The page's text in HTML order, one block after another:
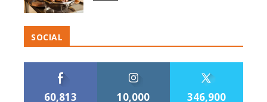
SOCIAL
60,813 10,000 346,900